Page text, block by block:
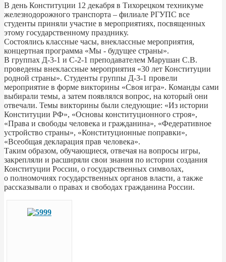
В день Конституции 12 декабря в Тихорецком техникуме
железнодорожного транспорта – филиале РГУПС все
студенты приняли участие в мероприятиях, посвященных
этому государственному празднику.
Состоялись классные часы, внеклассные мероприятия,
концертная программа «Мы - будущее страны».
В группах Д-3-1 и С-2-1 преподавателем Марушан С.В.
проведены внеклассные мероприятия «30 лет Конституции
родной страны». Студенты группы Д-3-1 провели
мероприятие в форме викторины «Своя игра». Команды сами
выбирали темы, а затем появлялся вопрос, на который они
отвечали. Темы викторины были следующие: «Из истории
Конституции РФ», «Основы конституционного строя»,
«Права и свободы человека и гражданина», «Федеративное
устройство страны», «Конституционные поправки»,
«Всеобщая декларация прав человека».
Таким образом, обучающиеся, отвечая на вопросы игры,
закрепляли и расширяли свои знания по истории создания
Конституции России, о государственных символах,
о полномочиях государственных органов власти, а также
рассказывали о правах и свободах гражданина России.